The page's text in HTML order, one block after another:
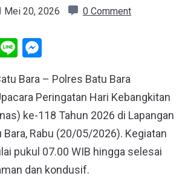
Mei 20, 2026 0 Comment
Line
Bara – Polres Batu Bara
Peringatan Hari Kebangkitan
ke-118 Tahun 2026 di Lapangan
Bara, Rabu (20/05/2026). Kegiatan
pukul 07.00 WIB hingga selesai
dan kondusif.